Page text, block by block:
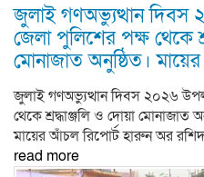
জুলাই গণঅভ্যুত্থান দিবস
জেলা পুলিশের পক্ষ থেকে
মোনাজাত অনুষ্ঠিত।
জুলাই গণঅভ্যুত্থান দিবস ২০২৬
থেকে শ্রদ্ধাঞ্জলি ও দোয়া মোনাজাত
মায়ের আঁচল রিপোর্ট হারুন অর
read more